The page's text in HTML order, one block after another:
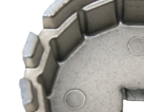
Clesti pentru sigurante
Clesti reglabili pentru tevi
Clesti service auto
Clesti universali
Clima/Aer conditionat
Cricuri cutie viteze
Dispozitive de sablat & accesorii